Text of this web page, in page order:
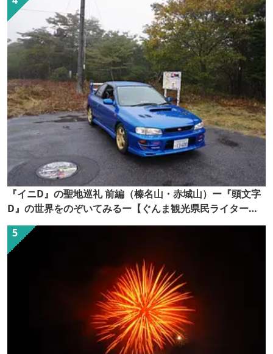
『イニD』の聖地巡礼 前編（榛名山・赤城山）ー『頭文字
D』の世界をのぞいてみるー【ぐんま観光県民ライター
（ぐん記者）】